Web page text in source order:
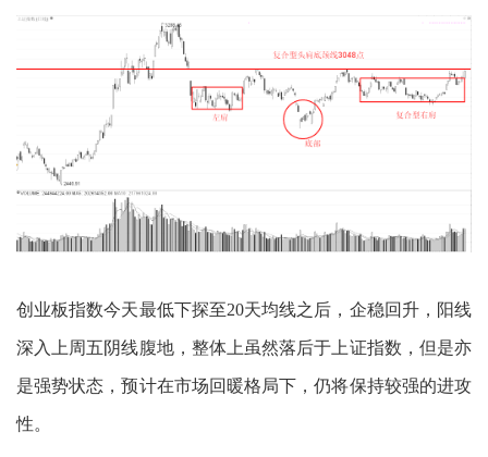
创业板指数今天最低下探至20天均线之后，企稳回升，阳线
深入上周五阴线腹地，整体上虽然落后于上证指数，但是亦
是强势状态，预计在市场回暖格局下，仍将保持较强的进攻
性。